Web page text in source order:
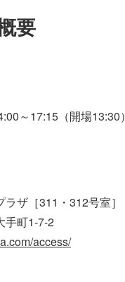
要
～17:15（開場13:30）
ザ［311・312号室］
手町1-7-2
access/